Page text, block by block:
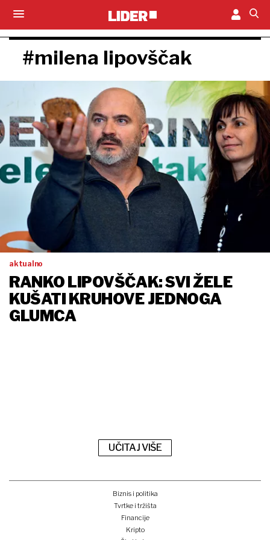
#milena lipovščak
aktualno
RANKO LIPOVŠČAK: SVI ŽELE
KUŠATI KRUHOVE JEDNOGA
GLUMCA
UČITAJ VIŠE
Biznis i politika
Tvrtke i tržišta
Financije
Kripto